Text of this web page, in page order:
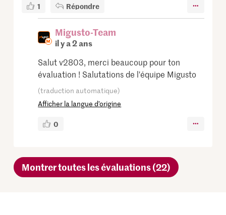
1 Répondre
Migusto-Team
il y a 2 ans
Salut v2803, merci beaucoup pour ton
évaluation ! Salutations de l'équipe Migusto
(traduction automatique)
Afficher la langue d’origine
0
Montrer toutes les évaluations (22)